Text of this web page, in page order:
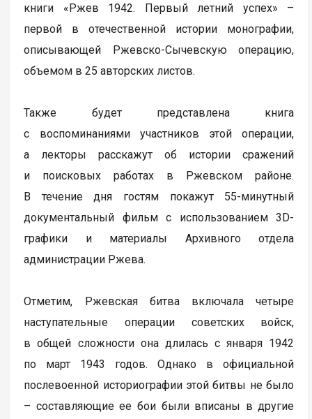
книги «Ржев 1942. Первый летний успех» –
первой в отечественной истории монографии,
описывающей Ржевско-Сычевскую операцию,
объемом в 25 авторских листов.
Также будет представлена книга
с воспоминаниями участников этой операции,
а лекторы расскажут об истории сражений
и поисковых работах в Ржевском районе.
В течение дня гостям покажут 55-минутный
документальный фильм с использованием 3D-
графики и материалы Архивного отдела
администрации Ржева.
Отметим, Ржевская битва включала четыре
наступательные операции советских войск,
в общей сложности она длилась с января 1942
по март 1943 годов. Однако в официальной
послевоенной историографии этой битвы не было
– составляющие ее бои были вписаны в другие